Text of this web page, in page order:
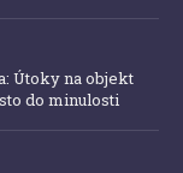
Útoky na objekt
do minulosti